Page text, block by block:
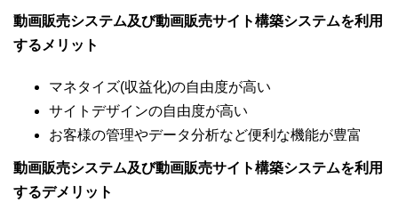
動画販売システム及び動画販売サイト構築システムを利用
するメリット
マネタイズ(収益化)の自由度が高い
サイトデザインの自由度が高い
お客様の管理やデータ分析など便利な機能が豊富
動画販売システム及び動画販売サイト構築システムを利用
するデメリット